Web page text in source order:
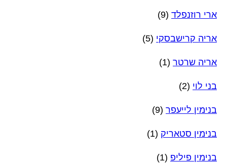
ארי רוזנפלד (9)
אריה קרישבסקי (5)
אריה שרטר (1)
בני לוי (2)
בנימין לייעפר (9)
בנימין סטאריק (1)
בנימין פיליפ (1)